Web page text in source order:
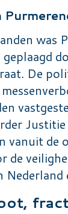
was
De
vanuit de
de